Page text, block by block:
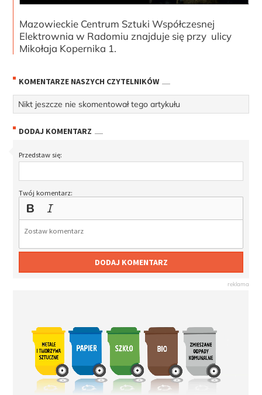
Mazowieckie Centrum Sztuki Współczesnej
Elektrownia w Radomiu znajduje się przy ulicy
Mikołaja Kopernika 1.
KOMENTARZE NASZYCH CZYTELNIKÓW
Nikt jeszcze nie skomentował tego artykułu
DODAJ KOMENTARZ
Przedstaw się:
Twój komentarz:
DODAJ KOMENTARZ